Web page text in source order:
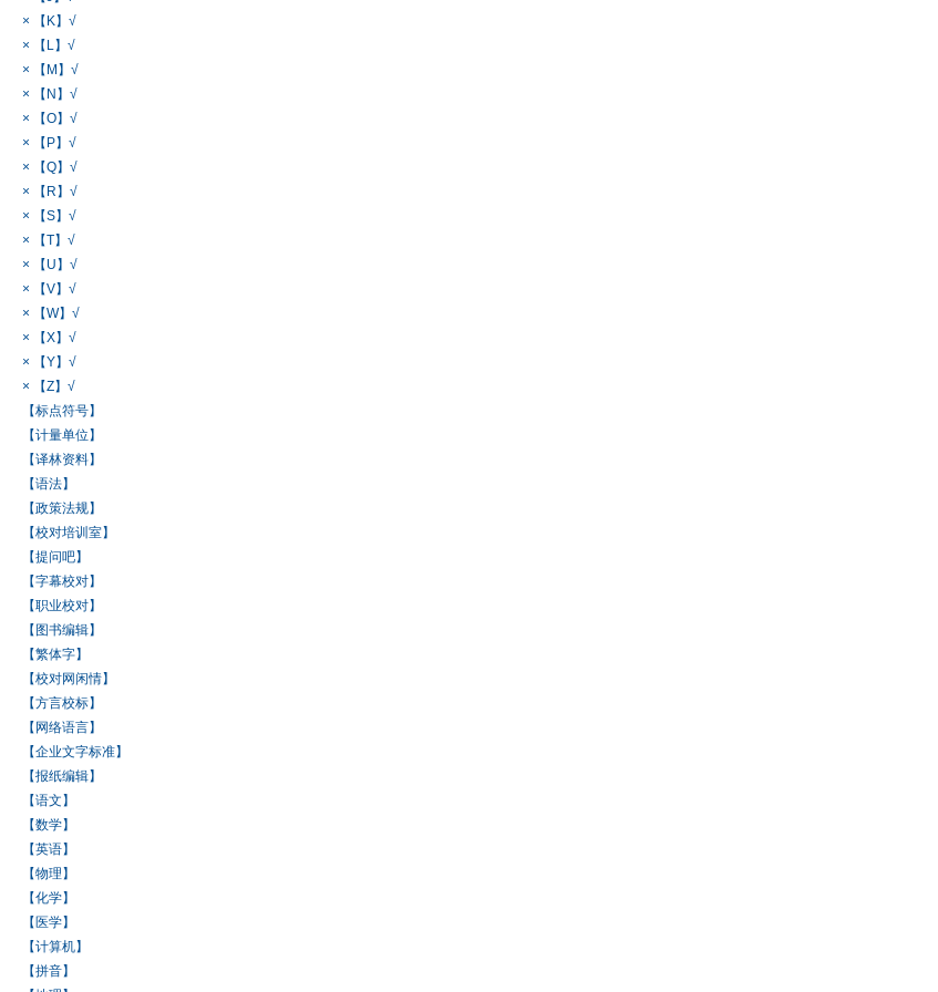
× 【K】√
× 【L】√
× 【M】√
× 【N】√
× 【O】√
× 【P】√
× 【Q】√
× 【R】√
× 【S】√
× 【T】√
× 【U】√
× 【V】√
× 【W】√
× 【X】√
× 【Y】√
× 【Z】√
【标点符号】
【计量单位】
【译林资料】
【语法】
【政策法规】
【校对培训室】
【提问吧】
【字幕校对】
【职业校对】
【图书编辑】
【繁体字】
【校对网闲情】
【方言校标】
【网络语言】
【企业文字标准】
【报纸编辑】
【语文】
【数学】
【英语】
【物理】
【化学】
【医学】
【计算机】
【拼音】